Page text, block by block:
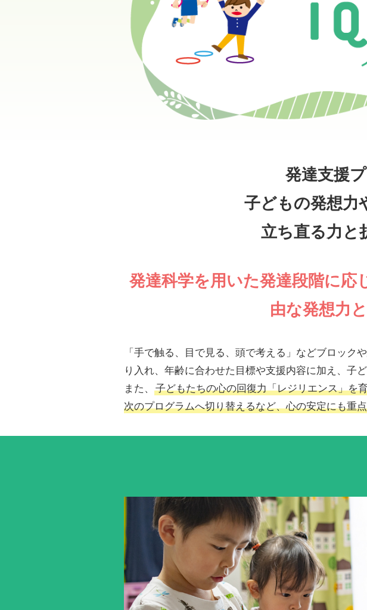
発達支援
子どもの発想力
立ち直る力と
発達科学を用いた発達段階に
由な発想力
「手で触る、目で見る、頭で考える」などブロッ
り入れ、年齢に合わせた目標や支援内容に加え、子
また、
子どもたちの心の回復力「レジリエンス」を
次のプログラムへ切り替えるなど、心の安定にも重